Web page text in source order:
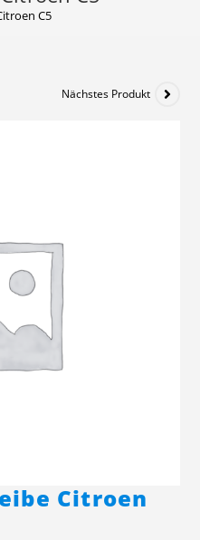
C5
Nächstes Produkt
Citroen